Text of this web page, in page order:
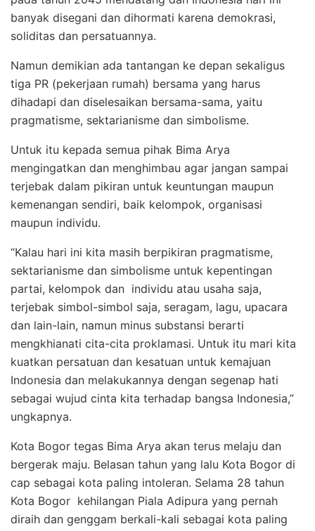
banyak disegani dan dihormati karena demokrasi,
soliditas dan persatuannya.
Namun demikian ada tantangan ke depan sekaligus
tiga PR (pekerjaan rumah) bersama yang harus
dihadapi dan diselesaikan bersama-sama, yaitu
pragmatisme, sektarianisme dan simbolisme.
Untuk itu kepada semua pihak Bima Arya
mengingatkan dan menghimbau agar jangan sampai
terjebak dalam pikiran untuk keuntungan maupun
kemenangan sendiri, baik kelompok, organisasi
maupun individu.
“Kalau hari ini kita masih berpikiran pragmatisme,
sektarianisme dan simbolisme untuk kepentingan
partai, kelompok dan individu atau usaha saja,
terjebak simbol-simbol saja, seragam, lagu, upacara
dan lain-lain, namun minus substansi berarti
mengkhianati cita-cita proklamasi. Untuk itu mari kita
kuatkan persatuan dan kesatuan untuk kemajuan
Indonesia dan melakukannya dengan segenap hati
sebagai wujud cinta kita terhadap bangsa Indonesia,”
ungkapnya.
Kota Bogor tegas Bima Arya akan terus melaju dan
bergerak maju. Belasan tahun yang lalu Kota Bogor di
cap sebagai kota paling intoleran. Selama 28 tahun
Kota Bogor kehilangan Piala Adipura yang pernah
diraih dan genggam berkali-kali sebagai kota paling